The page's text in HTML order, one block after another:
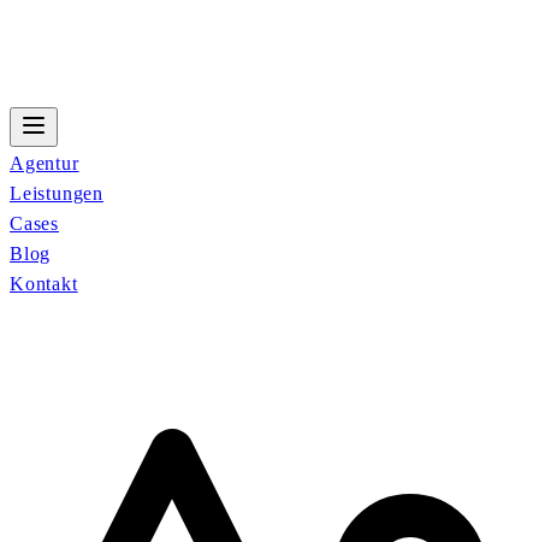
Agentur
Leistungen
Cases
Blog
Kontakt